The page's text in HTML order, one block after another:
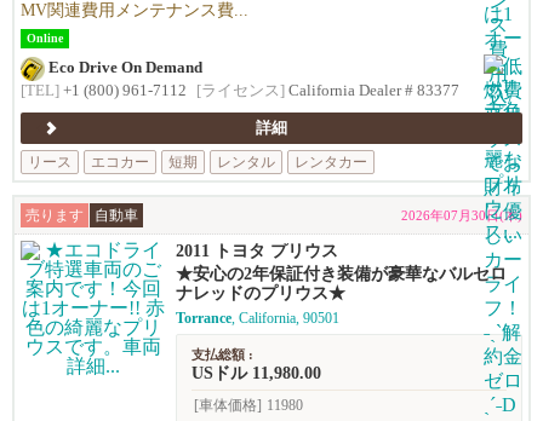
MV関連費用メンテナンス費...
Online
Eco Drive On Demand
[TEL] +1 (800) 961-7112 [ライセンス] California Dealer # 83377
詳細
リース
エコカー 短期 レンタル レンタカー
売ります 自動車 2026年07月30日(木)
2011 トヨタ プリウス
★安心の2年保証付き装備が豪華なバルセロ
ナレッドのプリウス★
Torrance, California, 90501
支払総額 :
USドル 11,980.00
[車体価格] 11980